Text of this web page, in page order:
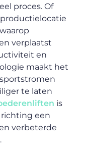
proces. Of
verplaatst
en
maakt het
te laten
is
een
verbeterde